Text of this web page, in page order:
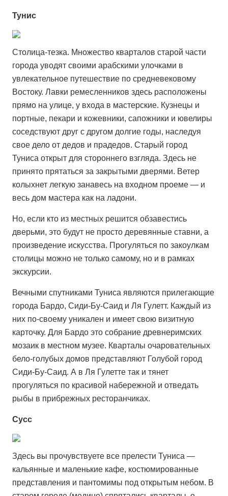
Тунис
Столица-тезка. Множество кварталов старой части
города уводят своими арабскими улочками в
увлекательное путешествие по средневековому
Востоку. Лавки ремесленников здесь расположены
прямо на улице, у входа в мастерские. Кузнецы и
портные, пекари и кожевники, сапожники и ювелиры
соседствуют друг с другом долгие годы, наследуя
свое дело от дедов и прадедов. Старый город
Туниса открыт для стороннего взгляда. Здесь не
принято прятаться за закрытыми дверями. Ветер
колыхнет легкую занавесь на входном проеме — и
весь дом мастера как на ладони.
Но, если кто из местных решится обзавестись
дверьми, это будут не просто деревянные ставни, а
произведение искусства. Прогуляться по закоулкам
столицы можно не только самому, но и в рамках
экскурсии.
Вечными спутниками Туниса являются прилегающие
города Бардо, Сиди-Бу-Саид и Ля Гулетт. Каждый из
них по-своему уникален и имеет свою визитную
карточку. Для Бардо это собрание древнеримских
мозаик в местном музее. Кварталы очаровательных
бело-голубых домов представляют Голубой город
Сиди-Бу-Саид. А в Ля Гулетте так и тянет
прогуляться по красивой набережной и отведать
рыбы в прибрежных ресторанчиках.
Сусс
Здесь вы прочувствуете все прелести Туниса —
кальянные и маленькие кафе, костюмированные
представления и пантомимы под открытым небом. В